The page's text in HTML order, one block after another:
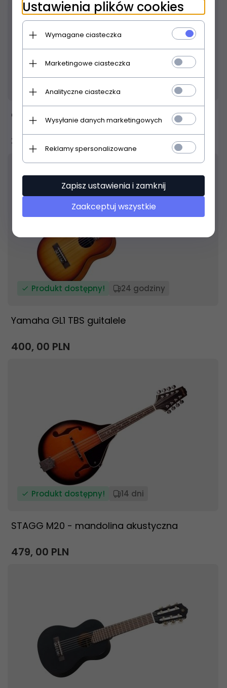
Ortega RU5 ukulele koncertowe
346,
Produkt dostępny! 24 godziny
Yamaha GL1 TBS guitalele
400, 00 PLN
Produkt dostępny! 14 dni
STAGG M20 - mandolina akustyczna
479, 00 PLN
Ustawienia plików cookies
Wymagane ciasteczka
Marketingowe ciasteczka
Analityczne ciasteczka
Wysyłanie danych marketingowych
Reklamy spersonalizowane
Zapisz ustawienia i zamknij
Zaakceptuj wszystkie